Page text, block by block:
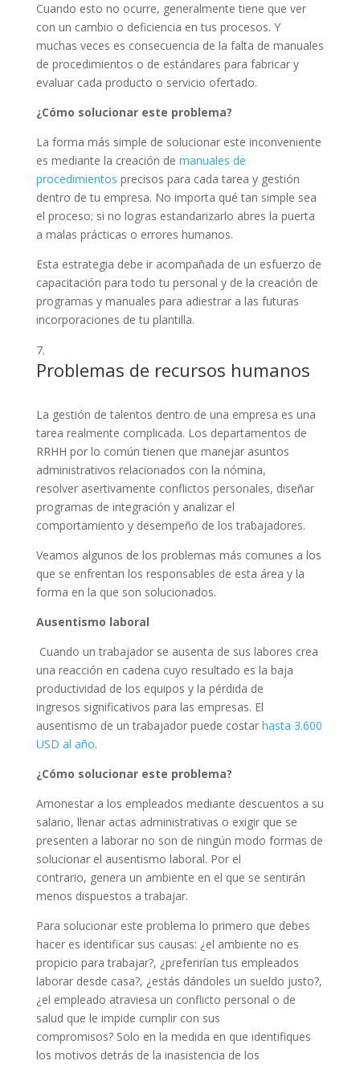
Cuando esto no ocurre, generalmente tiene que ver
con un cambio o deficiencia en tus procesos. Y
muchas veces es consecuencia de la falta de manuales
de procedimientos o de estándares para fabricar y
evaluar cada producto o servicio ofertado.
¿Cómo solucionar este problema?
La forma más simple de solucionar este inconveniente
es mediante la creación de manuales de
procedimientos precisos para cada tarea y gestión
dentro de tu empresa. No importa qué tan simple sea
el proceso; si no logras estandarizarlo abres la puerta
a malas prácticas o errores humanos.
Esta estrategia debe ir acompañada de un esfuerzo de
capacitación para todo tu personal y de la creación de
programas y manuales para adiestrar a las futuras
incorporaciones de tu plantilla.
Problemas de recursos humanos
La gestión de talentos dentro de una empresa es una
tarea realmente complicada. Los departamentos de
RRHH por lo común tienen que manejar asuntos
administrativos relacionados con la nómina,
resolver asertivamente conflictos personales, diseñar
programas de integración y analizar el
comportamiento y desempeño de los trabajadores.
Veamos algunos de los problemas más comunes a los
que se enfrentan los responsables de esta área y la
forma en la que son solucionados.
Ausentismo laboral
Cuando un trabajador se ausenta de sus labores crea
una reacción en cadena cuyo resultado es la baja
productividad de los equipos y la pérdida de
ingresos significativos para las empresas. El
ausentismo de un trabajador puede costar hasta 3.600
USD al año.
¿Cómo solucionar este problema?
Amonestar a los empleados mediante descuentos a su
salario, llenar actas administrativas o exigir que se
presenten a laborar no son de ningún modo formas de
solucionar el ausentismo laboral. Por el
contrario, genera un ambiente en el que se sentirán
menos dispuestos a trabajar.
Para solucionar este problema lo primero que debes
hacer es identificar sus causas: ¿el ambiente no es
propicio para trabajar?, ¿preferirían tus empleados
laborar desde casa?, ¿estás dándoles un sueldo justo?,
¿el empleado atraviesa un conflicto personal o de
salud que le impide cumplir con sus
compromisos? Solo en la medida en que identifiques
los motivos detrás de la inasistencia de los